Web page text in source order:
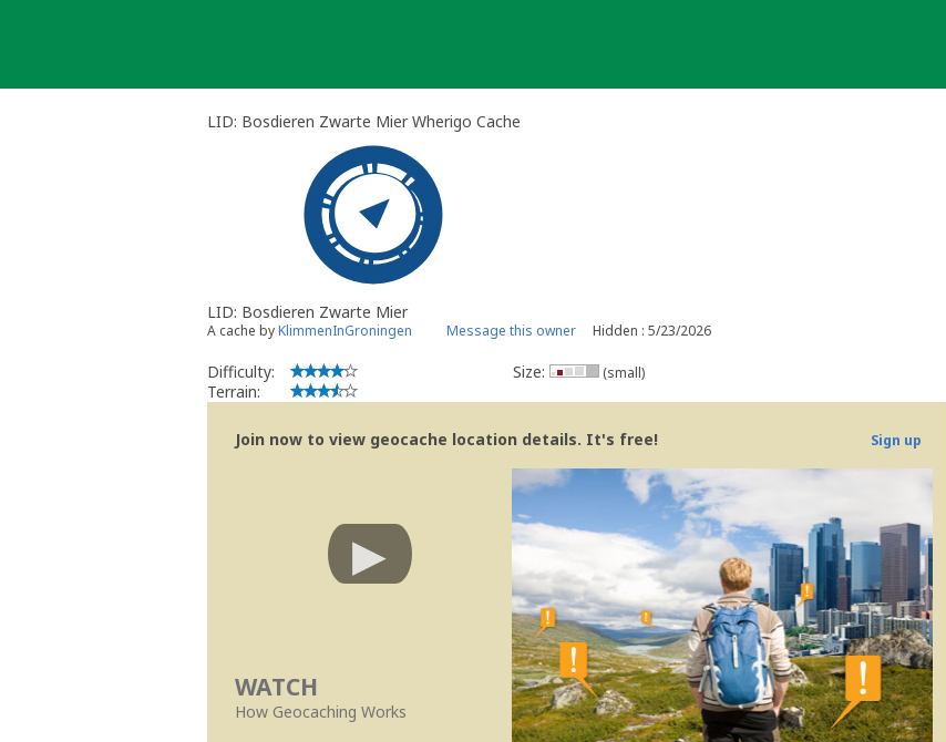
LID: Bosdieren Zwarte Mier Wherigo Cache
LID: Bosdieren Zwarte Mier
A cache byKlimmenInGroningen Message this owner Hidden : 5/23/2026
Difficulty:
Terrain:
Size: (small)
Join now to view geocache location details. It's free! Sign up
WATCH
How Geocaching Works